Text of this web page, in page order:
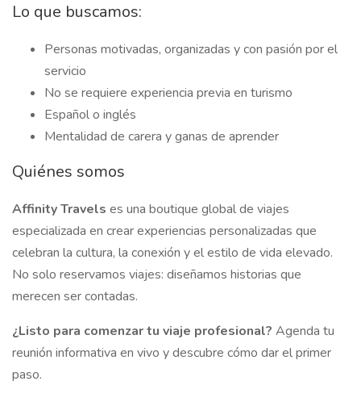
Lo que buscamos:
Personas motivadas, organizadas y con pasión por el
servicio
No se requiere experiencia previa en turismo
Español o inglés
Mentalidad de carera y ganas de aprender
Quiénes somos
Affinity Travels es una boutique global de viajes
especializada en crear experiencias personalizadas que
celebran la cultura, la conexión y el estilo de vida elevado.
No solo reservamos viajes: diseñamos historias que
merecen ser contadas.
¿Listo para comenzar tu viaje profesional? Agenda tu
reunión informativa en vivo y descubre cómo dar el primer
paso.